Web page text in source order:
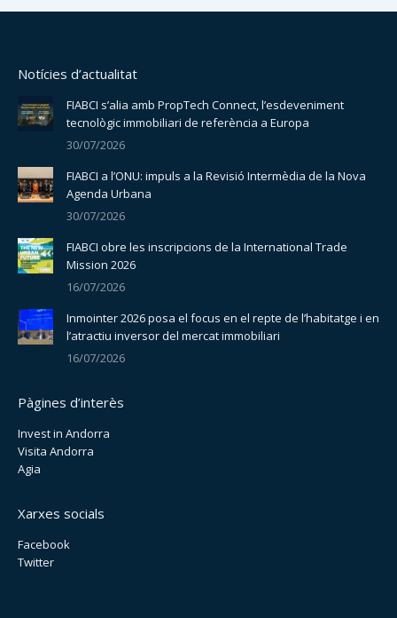
Notícies d’actualitat
FIABCI s’alia amb PropTech Connect, l’esdeveniment
tecnològic immobiliari de referència a Europa
30/07/2026
FIABCI a l’ONU: impuls a la Revisió Intermèdia de la Nova
Agenda Urbana
30/07/2026
FIABCI obre les inscripcions de la International Trade
Mission 2026
16/07/2026
Inmointer 2026 posa el focus en el repte de l’habitatge i en
l’atractiu inversor del mercat immobiliari
16/07/2026
Pàgines d’interès
Invest in Andorra
Visita Andorra
Agia
Xarxes socials
Facebook
Twitter